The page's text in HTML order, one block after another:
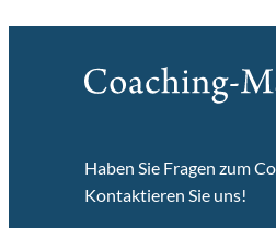
Haben Sie Fragen zum
Kontaktieren Sie uns!